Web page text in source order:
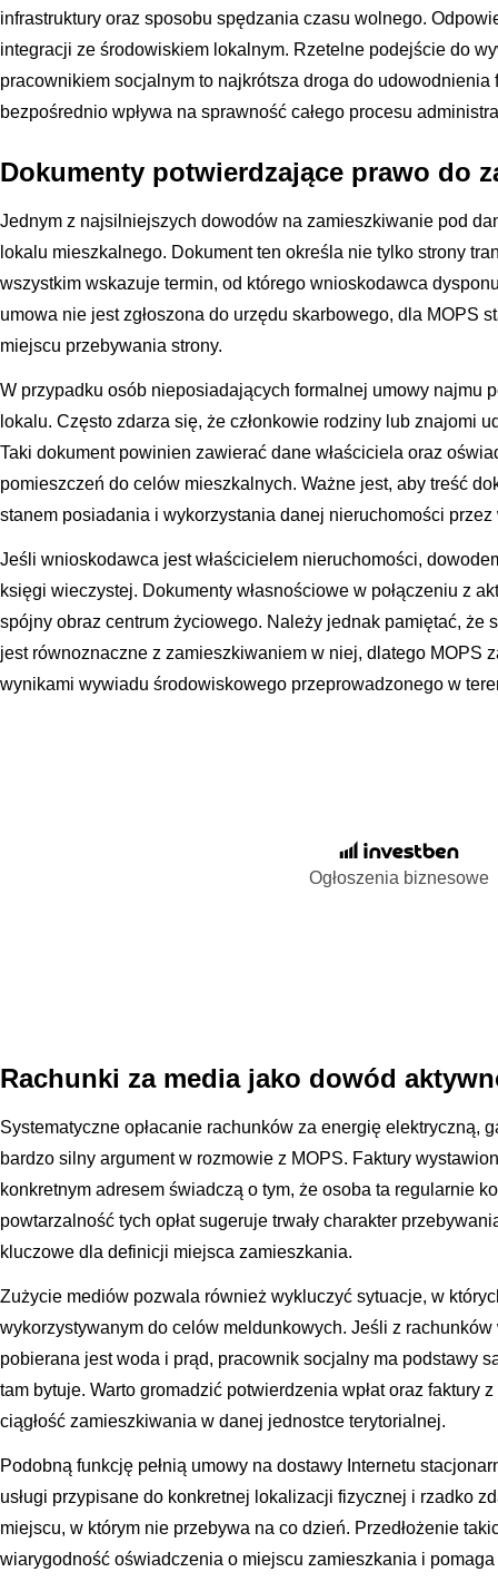
infrastruktury oraz sposobu spędzania czasu wolnego.
integracji ze środowiskiem lokalnym. Rzetelne podejście do
pracownikiem socjalnym to najkrótsza droga do
bezpośrednio wpływa na sprawność całego procesu
Dokumenty potwierdzające prawo do
Jednym z najsilniejszych dowodów na zamieszkiwanie pod
lokalu mieszkalnego. Dokument ten określa nie tylko strony
wszystkim wskazuje termin, od którego wnioskodawca
umowa nie jest zgłoszona do urzędu skarbowego, dla MOPS
miejscu przebywania strony.
W przypadku osób nieposiadających formalnej umowy najmu
lokalu. Często zdarza się, że członkowie rodziny lub znajomi
Taki dokument powinien zawierać dane właściciela oraz
pomieszczeń do celów mieszkalnych. Ważne jest, aby treść
stanem posiadania i wykorzystania danej nieruchomości
Jeśli wnioskodawca jest właścicielem nieruchomości,
księgi wieczystej. Dokumenty własnościowe w połączeniu z
spójny obraz centrum życiowego. Należy jednak pamiętać, że
jest równoznaczne z zamieszkiwaniem w niej, dlatego MOPS
wynikami wywiadu środowiskowego przeprowadzonego w
Ogłoszenia biznesowe
Rachunki za media jako dowód
Systematyczne opłacanie rachunków za energię elektryczną,
bardzo silny argument w rozmowie z MOPS. Faktury
konkretnym adresem świadczą o tym, że osoba ta regularnie
powtarzalność tych opłat sugeruje trwały charakter
kluczowe dla definicji miejsca zamieszkania.
Zużycie mediów pozwala również wykluczyć sytuacje, w
wykorzystywanym do celów meldunkowych. Jeśli z
pobierana jest woda i prąd, pracownik socjalny ma podstawy
tam bytuje. Warto gromadzić potwierdzenia wpłat oraz faktury
ciągłość zamieszkiwania w danej jednostce terytorialnej.
Podobną funkcję pełnią umowy na dostawy Internetu
usługi przypisane do konkretnej lokalizacji fizycznej i rzadko
miejscu, w którym nie przebywa na co dzień. Przedłożenie
wiarygodność oświadczenia o miejscu zamieszkania i